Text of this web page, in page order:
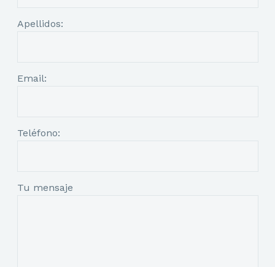
Apellidos:
Email:
Teléfono:
Tu mensaje